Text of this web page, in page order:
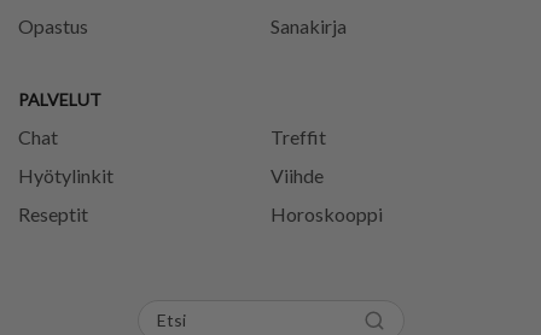
Opastus
PALVELUT
Chat
Treffit
Hyötylinkit
Viihde
Reseptit
Horoskooppi
Sanakirja